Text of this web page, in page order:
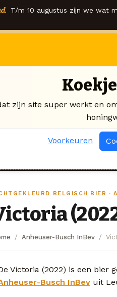
T/m 10 augustus zijn we wat
BELGISCH BIER ·
Anheuser-Busch InBev
Victoria (2022) is een bier
Busch InBev uit
zijn site super werkt en
Voorkeuren